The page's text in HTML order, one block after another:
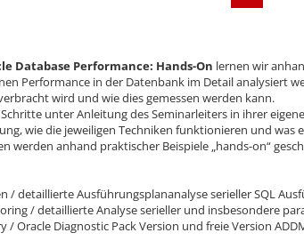
Database Performance: Hands-On lernen wir
Performance in der Datenbank im Detail analysiert
wird und wie dies gemessen werden kann.
unter Anleitung des Seminarleiters in ihrer
wie die jeweiligen Techniken funktionieren und was
werden anhand praktischer Beispiele „hands-on“
/ detaillierte Ausführungsplananalyse serieller SQL
/ detaillierte Analyse serieller und insbesondere
/ Oracle Diagnostic Pack Version und freie Version